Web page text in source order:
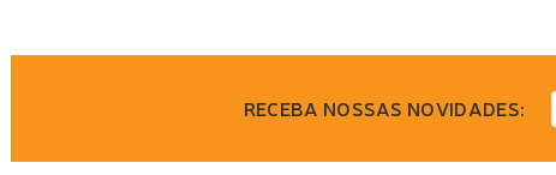
RECEBA NOSSAS NOVIDADES: